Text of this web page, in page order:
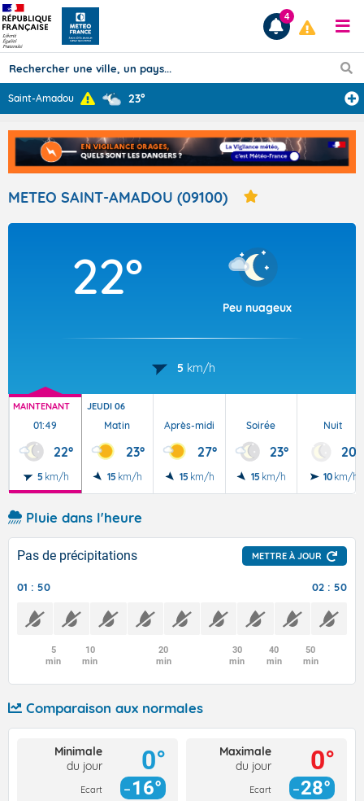
Prévisions
TOUS LES RÉSULTATS
Articles
4
Saint-Amadou 23°
METEO SAINT-AMADOU (09100)
22°
Peu nuageux
5 km/h
MAINTENANT
01:49
22°
5 km/h
JEUDI 06
Matin
23°
15 km/h
Après-midi
27°
15 km/h
Soirée
23°
15 km/h
Nuit
20°
10 km/h
Pluie dans l'heure
Pas de précipitations METTRE À JOUR
01 : 50 02 : 50
5
min
10
min
20
min
30
min
40
min
50
min
Comparaison aux normales
Minimale
du jour
Ecart
0°
16°
Maximale
du jour
Ecart
0°
28°